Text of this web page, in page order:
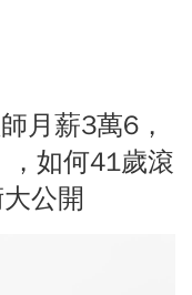
月薪3萬6，
，如何41歲滾
公開